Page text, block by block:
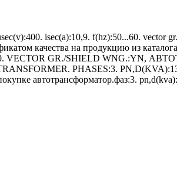
isec(a):10,9. f(hz):50...60. vector
качества на продукцию из
VECTOR GR./SHIELD WNG.:YN,
PHASES:3.
автотрансформатор.фаз:3.